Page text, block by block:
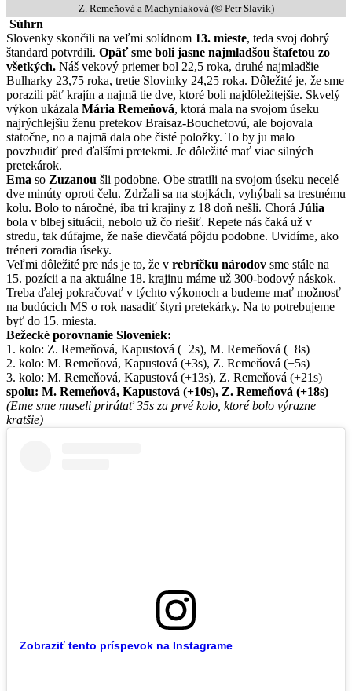
Z. Remeňová a Machyniaková (© Petr Slavík)
Súhrn
Slovenky skončili na veľmi solídnom 13. mieste, teda svoj dobrý
štandard potvrdili. Opäť sme boli jasne najmladšou štafetou zo
všetkých. Náš vekový priemer bol 22,5 roka, druhé najmladšie
Bulharky 23,75 roka, tretie Slovinky 24,25 roka. Dôležité je, že sme
porazili päť krajín a najmä tie dve, ktoré boli najdôležitejšie. Skvelý
výkon ukázala Mária Remeňová, ktorá mala na svojom úseku
najrýchlejšiu ženu pretekov Braisaz-Bouchetovú, ale bojovala
statočne, no a najmä dala obe čisté položky. To by ju malo
povzbudiť pred ďalšími pretekmi. Je dôležité mať viac silných
pretekárok.
Ema so Zuzanou šli podobne. Obe stratili na svojom úseku necelé
dve minúty oproti čelu. Zdržali sa na stojkách, vyhýbali sa trestnému
kolu. Bolo to náročné, iba tri krajiny z 18 doň nešli. Chorá Júlia
bola v blbej situácii, nebolo už čo riešiť. Repete nás čaká už v
stredu, tak dúfajme, že naše dievčatá pôjdu podobne. Uvidíme, ako
tréneri zoradia úseky.
Veľmi dôležité pre nás je to, že v rebríčku národov sme stále na
15. pozícii a na aktuálne 18. krajinu máme už 300-bodový náskok.
Treba ďalej pokračovať v týchto výkonoch a budeme mať možnosť
na budúcich MS o rok nasadiť štyri pretekárky. Na to potrebujeme
byť do 15. miesta.
Bežecké porovnanie Sloveniek:
1. kolo: Z. Remeňová, Kapustová (+2s), M. Remeňová (+8s)
2. kolo: M. Remeňová, Kapustová (+3s), Z. Remeňová (+5s)
3. kolo: M. Remeňová, Kapustová (+13s), Z. Remeňová (+21s)
spolu: M. Remeňová, Kapustová (+10s), Z. Remeňová (+18s)
(Eme sme museli prirátať 35s za prvé kolo, ktoré bolo výrazne
kratšie)
Zobraziť tento príspevok na Instagrame